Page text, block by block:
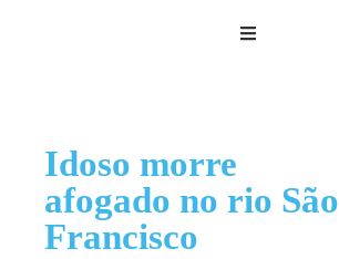
Idoso morre
afogado no rio São
Francisco